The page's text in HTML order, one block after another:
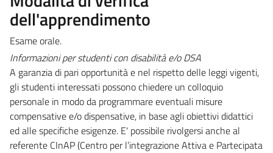
dell'apprendimento
Esame orale.
Informazioni per studenti con disabilità e/o DSA
A garanzia di pari opportunità e nel rispetto delle leggi vigenti,
gli studenti interessati possono chiedere un colloquio
personale in modo da programmare eventuali misure
compensative e/o dispensative, in base agli obiettivi didattici
ed alle specifiche esigenze. E' possibile rivolgersi anche al
referente CInAP (Centro per l’integrazione Attiva e Partecipata